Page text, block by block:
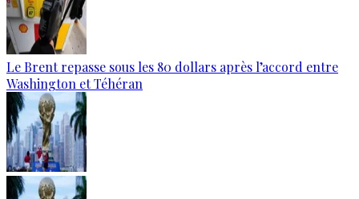
Le Brent repasse sous les 80 dollars après l’accord entre
Washington et Téhéran